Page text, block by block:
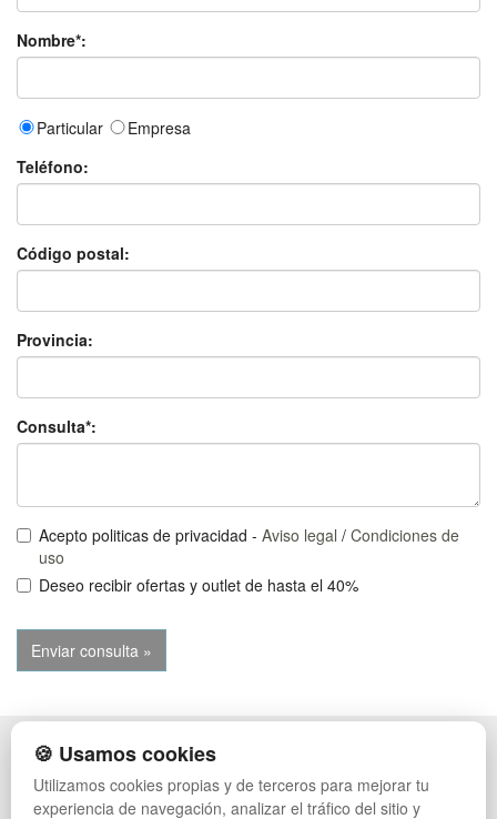
Nombre*:
Particular
Empresa
Teléfono:
Código postal:
Provincia:
Consulta*:
Acepto politicas de privacidad - Aviso legal / Condiciones de
uso
Deseo recibir ofertas y outlet de hasta el 40%
POLÍTICA DE PRIVACIDAD
CONDICIONES DE USO
CAMBIOS Y DEVOLUCIONES
PALETS DE PLÁSTICO
MANUTENCIÓN
🍪 Usamos cookies
Utilizamos cookies propias y de terceros para mejorar tu
experiencia de navegación, analizar el tráfico del sitio y